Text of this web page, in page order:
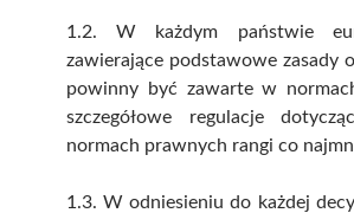
1.2. W każdym państwie
zawierające podstawowe zasady
powinny być zawarte w
szczegółowe regulacje
normach prawnych rangi co
1.3. W odniesieniu do każdej